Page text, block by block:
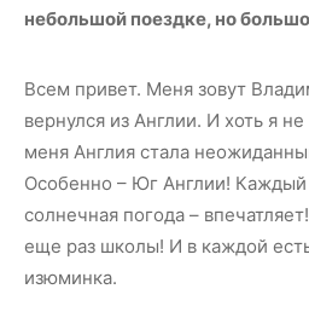
небольшой поездке, но
Всем привет. Меня зовут
вернулся из Англии. И хоть я
меня Англия стала
Особенно – Юг Англии!
солнечная погода –
еще раз школы! И в каждой
изюминка.